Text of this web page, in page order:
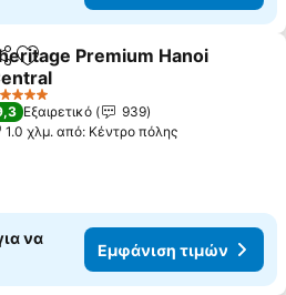
Προσθήκη στα αγαπημένα
Premium Hanoi
Εξαιρετικό
939
1.0 χλμ. από: Κέντρο πόλης
να
Εμφάνιση τιμών